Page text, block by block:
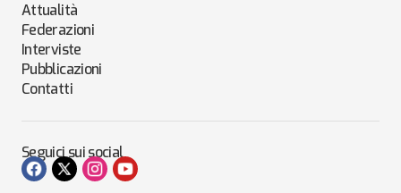
Attualità
Federazioni
Interviste
Pubblicazioni
Contatti
Seguici sui social